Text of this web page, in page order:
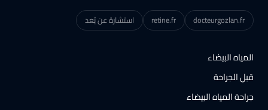
docteurgozlan.fr
retine.fr استشارة عن بُعد
المياه البيضاء
قبل الجراحة
جراحة المياه البيضاء